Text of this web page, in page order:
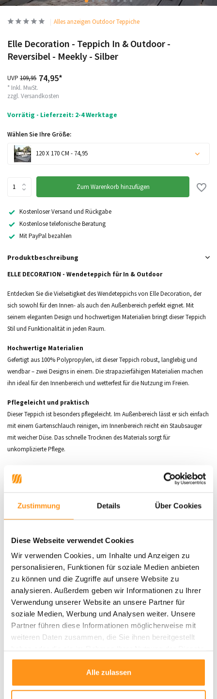
Zustimmung Details Über Cookies
Diese Webseite verwendet Cookies
Wir verwenden Cookies, um Inhalte und Anzeigen zu
personalisieren, Funktionen für soziale Medien anbieten
zu können und die Zugriffe auf unsere Website zu
analysieren. Außerdem geben wir Informationen zu Ihrer
Verwendung unserer Website an unsere Partner für
soziale Medien, Werbung und Analysen weiter. Unsere
Partner führen diese Informationen möglicherweise mit
weiteren Daten zusammen, die Sie ihnen bereitgestellt
gesammelt haben.
Alle zulassen
Alles anzeigen Outdoor Teppiche
Elle Decoration - Teppich In & Outdoor -
Reversibel - Meekly - Silber
UVP 109,95 74,95*
* Inkl. MwSt.
zzgl. Versandkosten
Vorrätig - Lieferzeit: 2-4 Werktage
Wählen Sie Ihre Größe:
120 X 170 CM - 74,95
Zum Warenkorb hinzufügen
Kostenloser Versand und Rückgabe
Kostenlose telefonische Beratung
Mit PayPal bezahlen
Produktbeschreibung
ELLE DECORATION - Wendeteppich für In & Outdoor
Entdecken Sie die Vielseitigkeit des Wendeteppichs von Elle Decoration, der
sich sowohl für den Innen- als auch den Außenbereich perfekt eignet. Mit
seinem eleganten Design und hochwertigen Materialien bringt dieser Teppich
Stil und Funktionalität in jeden Raum.
Hochwertige Materialien
Gefertigt aus 100% Polypropylen, ist dieser Teppich robust, langlebig und
wendbar – zwei Designs in einem. Die strapazierfähigen Materialien machen
ihn ideal für den Innenbereich und wetterfest für die Nutzung im Freien.
Pflegeleicht und praktisch
Dieser Teppich ist besonders pflegeleicht. Im Außenbereich lässt er sich einfach
mit einem Gartenschlauch reinigen, im Innenbereich reicht ein Staubsauger
mit weicher Düse. Das schnelle Trocknen des Materials sorgt für
unkomplizierte Pflege.
100% Polypropylen (Vorder- und Rückseite)
Pflege:Leicht zu reinigen, wetterfest und strapazierfähig
cm
Hinweis:Nach dem Ausrollen können leichte Unebenheiten auftreten, die
mit der Zeit von selbst verschwinden. Ein erneutes Aufrollen in die
entgegengesetzte Richtung kann helfen.
Bringen Sie mit diesem Wendeteppich von Elle Decoration Stil und Komfort in
SKU 9501272543161